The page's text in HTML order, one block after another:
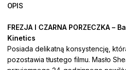
OPIS
FREZJA I CZARNA PORZECZKA –
Kinetics
Posiada delikatną konsystencję,
pozostawia tłustego filmu. Masło